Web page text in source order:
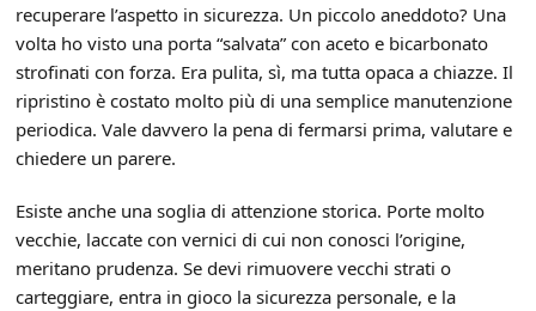
recuperare l’aspetto in sicurezza. Un piccolo aneddoto? Una
volta ho visto una porta “salvata” con aceto e bicarbonato
strofinati con forza. Era pulita, sì, ma tutta opaca a chiazze. Il
ripristino è costato molto più di una semplice manutenzione
periodica. Vale davvero la pena di fermarsi prima, valutare e
chiedere un parere.
Esiste anche una soglia di attenzione storica. Porte molto
vecchie, laccate con vernici di cui non conosci l’origine,
meritano prudenza. Se devi rimuovere vecchi strati o
carteggiare, entra in gioco la sicurezza personale, e la